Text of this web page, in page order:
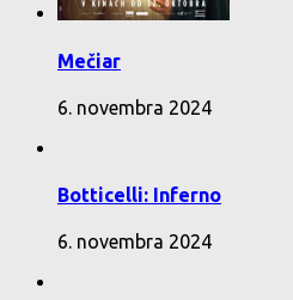
Mečiar
6. novembra 2024
Botticelli: Inferno
6. novembra 2024